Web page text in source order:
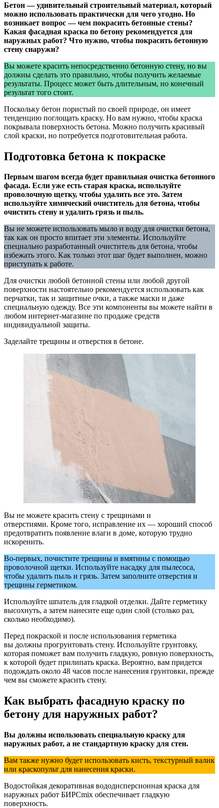
Бетон — удивительный строительный материал, который
можно использовать практически для чего угодно. Но
возникает вопрос — чем покрасить бетонные стены?
Какая фасадная краска по бетону рекомендуется для
наружных работ? Что нужно, чтобы покрасить бетонную
стену снаружи?
Вы можете красить непосредственно бетонную стену, но вы
должны сделать это правильно, чтобы получить желаемые
результаты. Процесс может быть длительным, но конечный
результат того стоит.
Поскольку бетон пористый по своей природе, он имеет
тенденцию поглощать краску. Но вам нужно, чтобы краска
покрывала поверхность бетона. Можно получить красивый
слой краски, но потребуется подготовительная работа.
Подготовка бетона к покраске
Первым шагом всегда будет правильная очистка бетонного
фасада. Если уже есть старая краска, используйте
проволочную щетку, чтобы удалить все это. Затем
используйте химический очиститель для бетона, чтобы
очистить стену и удалить грязь и пыль.
Вы не можете использовать мыло и воду для очистки бетона,
так как он просто впитает эти элементы. Используйте
специально разработанный очиститель для бетона, чтобы
избежать этого. Как только этот шаг будет выполнен, можно
приступать к работе.
Для очистки любой бетонной стены или любой другой
поверхности настоятельно рекомендуется использовать как
перчатки, так и защитные очки, а также маски и даже
специальную одежду. Все эти компоненты вы можете найти в
любом интернет-магазине по продаже средств
индивидуальной защиты.
Заделайте трещины и отверстия в бетоне.
Вы не можете красить стену с трещинами и
отверстиями. Кроме того, исправление их — хороший способ
предотвратить появление влаги в доме, которую трудно
искоренить.
Во-первых, почистите трещины и вмятины с помощью
проволочной щетки. Используйте насадку для пылесоса,
чтобы удалить пыль и грязь. Затем заполните отверстия и
трещины герметиком.
Используйте шпатель для гладкой отделки. Дайте герметику
высохнуть, а затем нанесите еще один слой (столько раз,
сколько необходимо).
Перед покраской и после использования герметика
вы должны прогрунтовать стену. Используйте грунтовку,
которая поможет вам получить гладкую, ровную поверхность,
к которой будет прилипать краска. Вероятно, вам придется
подождать около 48 часов после нанесения грунтовки, прежде
чем вы сможете красить стену.
Как выбрать фасадную краску по
бетону для наружных работ?
Вы должны использовать специальную краску для
наружных работ, а не стандартную краску для стен.
Вам также нужно будет использовать кисть, текстурный валик
или краскопульт для нанесения краски.
Водостойкая декоративная вододисперсионная краска для
наружных работ БИРСmix обеспечивает гладкую
поверхность.